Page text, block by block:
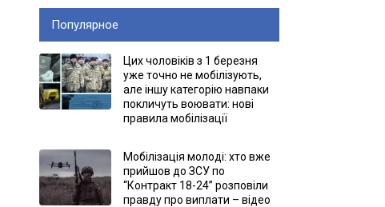
Популярное
Цих чоловіків з 1 березня
уже точно не мобілізують,
але іншу категорію навпаки
покличуть воювати: нові
правила мобілізації
Мобілізація молоді: хто вже
прийшов до ЗСУ по
“Контракт 18-24” розповіли
правду про виплати – відео